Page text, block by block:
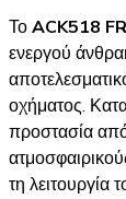
ΤοACK518
ενεργού
οχήματος.
προστασία
τη λειτουργία